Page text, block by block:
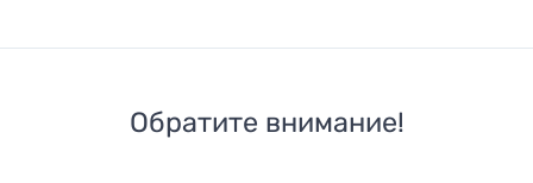
Обратите внимание!